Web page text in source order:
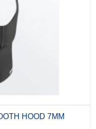
HOOD 7MM